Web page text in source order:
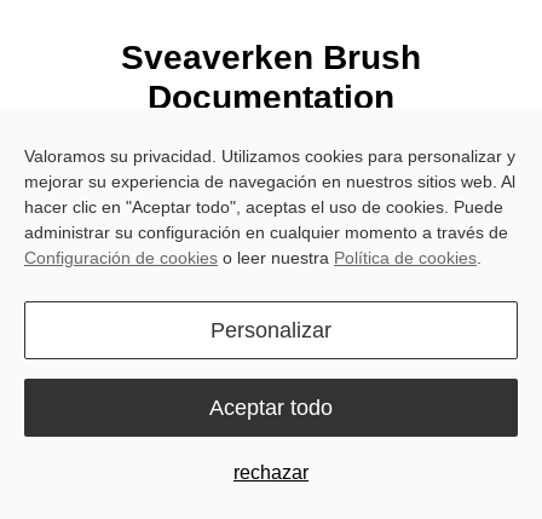
Sveaverken Brush
Documentation
Soluciones
Valoramos su privacidad. Utilizamos cookies para personalizar y
mejorar su experiencia de navegación en nuestros sitios web. Al
hacer clic en "Aceptar todo", aceptas el uso de cookies. Puede
administrar su configuración en cualquier momento a través de
Configuración de cookies o leer nuestra Política de cookies
Personalizar
rechazar
Aceptar todo